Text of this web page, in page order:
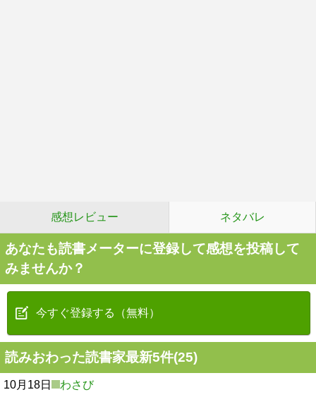
感想レビュー ネタバレ
あなたも読書メーターに登録して感想を投稿して
みませんか？
今すぐ登録する（無料）
読みおわった読書家最新5件(25)
10月18日 わさび